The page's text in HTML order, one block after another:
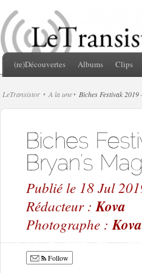
(re)Découvertes Albums Clips
LeTransistor A la une Biches Festivak
Publié le 18 Jul
Rédacteur : Kova
Photographe : Kova
Follow